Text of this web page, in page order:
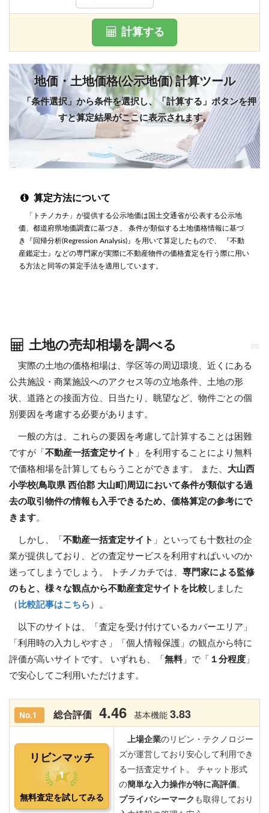
計算する
地価・土地価格(公示地価) 計算ツール
「条件選択」から条件を選択し、「計算する」ボタンを押
すと算定結果がここに表示されます。
算定方法について
「トチノカチ」が提供する公示地価は国土交通省が公表する公示地
価、都道府県地価調査に基づき、 条件が類似する土地価格情報に基づ
き『回帰分析(Regression Analysis)』を用いて算定したもので、 『不動
産鑑定士』などの専門家が実際に不動産物件の価格査定を行う際に用い
る方法と同等の算定手法を適用しています。
土地の売却相場を調べる PR
実際の土地の価格相場は、学区等の周辺環境、近くにある
公共施設・商業施設へのアクセス等の立地条件、土地の形
状、道路との接面方位、日当たり、眺望など、物件ごとの個
別要因を考慮する必要があります。
一般の方は、これらの要因を考慮して計算することは困難
ですが「 不動産一括査定サイト 」を利用することにより無料
で価格相場を計算してもらうことができます。 また、 大山西
小学校(鳥取県 西伯郡 大山町)周辺において条件が類似する過
去の取引物件の情報も入手できるため、価格算定の参考にで
きます。
しかし、「 不動産一括査定サイト 」といっても十数社の企
業が提供しており、どの査定サービスを利用すればいいのか
迷ってしまうでしょう。 トチノカチでは、 専門家による監修
のもと、様々な観点から不動産査定サイトを比較 しました
（ 比較記事はこちら ）。
以下のサイトは、「査定を受け付けているカバーエリア」
「利用時の入力しやすさ」「個人情報保護」の観点から特に
評価が高いサイトです。 いずれも、「 無料」で「 １分程度 」
で安心してご利用いただけます。